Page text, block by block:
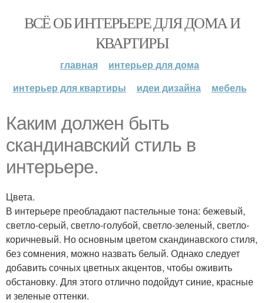
ВСЁ ОБ ИНТЕРЬЕРЕ ДЛЯ ДОМА И
КВАРТИРЫ
главная
интерьер для дома
интерьер для квартиры
идеи дизайна мебель
Каким должен быть
скандинавский стиль в
интерьере.
Цвета.
В интерьере преобладают пастельные тона: бежевый,
светло-серый, светло-голубой, светло-зеленый, светло-
коричневый. Но основным цветом скандинавского стиля,
без сомнения, можно назвать белый. Однако следует
добавить сочных цветных акцентов, чтобы оживить
обстановку. Для этого отлично подойдут синие, красные
и зеленые оттенки.